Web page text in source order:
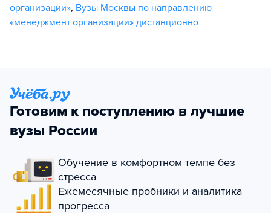
организации», Вузы Москвы по направлению
«менеджмент организации» дистанционно
Готовим к поступлению в лучшие
вузы России
Обучение в комфортном темпе без
стресса
Ежемесячные пробники и аналитика
прогресса